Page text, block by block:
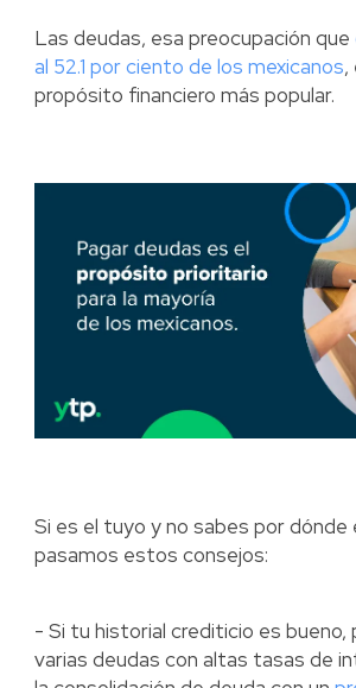
Las deudas, esa preocupación que
al 52.1 por ciento de los mexicanos,
propósito financiero más popular.
Si es el tuyo y no sabes por dónde
pasamos estos consejos:
- Si tu historial crediticio es bueno,
varias deudas con altas tasas de